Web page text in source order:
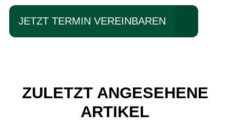
JETZT TERMIN VEREINBAREN
ZULETZT ANGESEHENE
ARTIKEL